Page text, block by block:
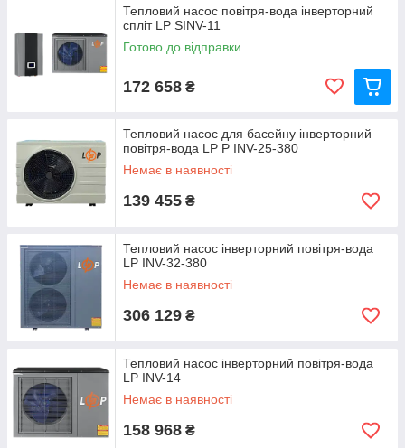
Тепловий насос повітря-вода інверторний
спліт LP SINV-11
Готово до відправки
172 658 ₴
Тепловий насос для басейну інверторний
повітря-вода LP P INV-25-380
Немає в наявності
139 455 ₴
Тепловий насос інверторний повітря-вода
LP INV-32-380
Немає в наявності
306 129 ₴
Тепловий насос інверторний повітря-вода
LP INV-14
Немає в наявності
158 968 ₴